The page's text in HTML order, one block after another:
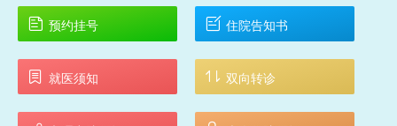
预约挂号 住院告知书
就医须知 双向转诊